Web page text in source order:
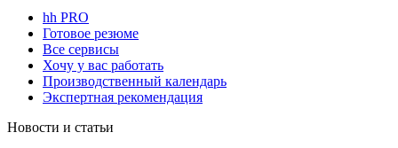
hh PRO
Готовое резюме
Все сервисы
Хочу у вас работать
Производственный календарь
Экспертная рекомендация
Новости и статьи